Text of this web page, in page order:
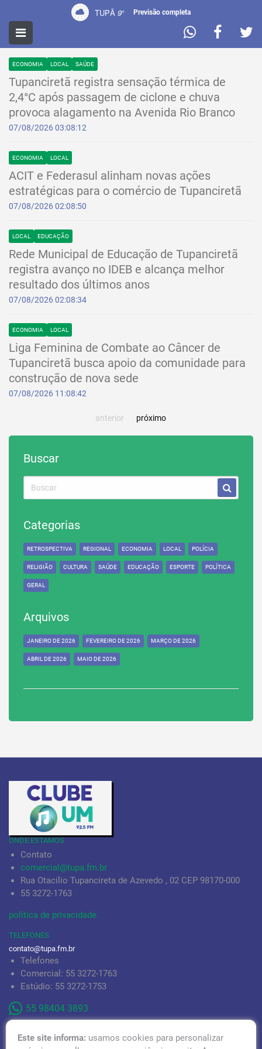
TUPÃ 9° Previsão completa
NOTÍCIAS
ECONOMIA LOCAL SAÚDE
Tupanciretã registra sensação térmica de
2,4°C após passagem de ciclone e chuva
provoca alagamento na Avenida Rio Branco
07/08/2026 03:08:12
ECONOMIA LOCAL
ACIT e Federasul alinham novas ações
estratégicas para o comércio de Tupanciretã
07/08/2026 02:08:50
LOCAL EDUCAÇÃO
Rede Municipal de Educação de Tupanciretã
registra avanço no IDEB e alcança melhor
resultado dos últimos anos
07/08/2026 02:08:34
ECONOMIA LOCAL
Liga Feminina de Combate ao Câncer de
Tupanciretã busca apoio da comunidade para
construção de nova sede
07/08/2026 11:08:42
anterior próximo
Buscar
Categorias
RETROSPECTIVA REGIONAL ECONOMIA LOCAL POLÍCIA
RELIGIÃO CULTURA SAÚDE EDUCAÇÃO ESPORTE POLÍTICA
GERAL
Arquivos
JANEIRO DE 2026 FEVEREIRO DE 2026 MARÇO DE 2026
ABRIL DE 2026 MAIO DE 2026
ONDE ESTAMOS
Contato
comercial@tupa.fm.br
Rua Otacilio Tupancireta de Azevedo , 02 CEP 98170-000
55 3272-1763
política de privacidade.
TELEFONES
contato@tupa.fm.br
Telefones
Comercial: 55 3272-1763
Estúdio: 55 3272-1753
55 98404 3893
Este site informa: usamos cookies para personalizar